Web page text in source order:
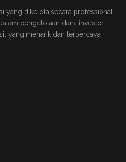
yang dikelola secara professional
pengelolaan dana investor
yang menarik dan terpercaya.